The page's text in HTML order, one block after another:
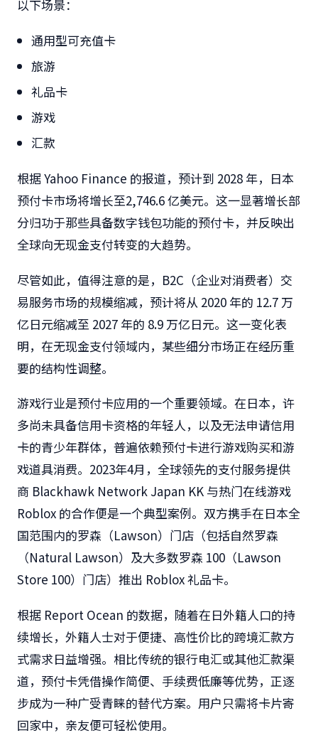
以下场景：
通用型可充值卡
旅游
礼品卡
游戏
汇款
根据 Yahoo Finance 的报道，预计到 2028 年，日本
预付卡市场将增长至2,746.6 亿美元。这一显著增长部
分归功于那些具备数字钱包功能的预付卡，并反映出
全球向无现金支付转变的大趋势。
尽管如此，值得注意的是，B2C（企业对消费者）交
易服务市场的规模缩减，预计将从 2020 年的 12.7 万
亿日元缩减至 2027 年的 8.9 万亿日元。这一变化表
明，在无现金支付领域内，某些细分市场正在经历重
要的结构性调整。
游戏行业是预付卡应用的一个重要领域。在日本，许
多尚未具备信用卡资格的年轻人，以及无法申请信用
卡的青少年群体，普遍依赖预付卡进行游戏购买和游
戏道具消费。2023年4月，全球领先的支付服务提供
商 Blackhawk Network Japan KK 与热门在线游戏
Roblox 的合作便是一个典型案例。双方携手在日本全
国范围内的罗森（Lawson）门店（包括自然罗森
（Natural Lawson）及大多数罗森 100（Lawson
Store 100）门店）推出 Roblox 礼品卡。
根据 Report Ocean 的数据，随着在日外籍人口的持
续增长，外籍人士对于便捷、高性价比的跨境汇款方
式需求日益增强。相比传统的银行电汇或其他汇款渠
道，预付卡凭借操作简便、手续费低廉等优势，正逐
步成为一种广受青睐的替代方案。用户只需将卡片寄
回家中，亲友便可轻松使用。